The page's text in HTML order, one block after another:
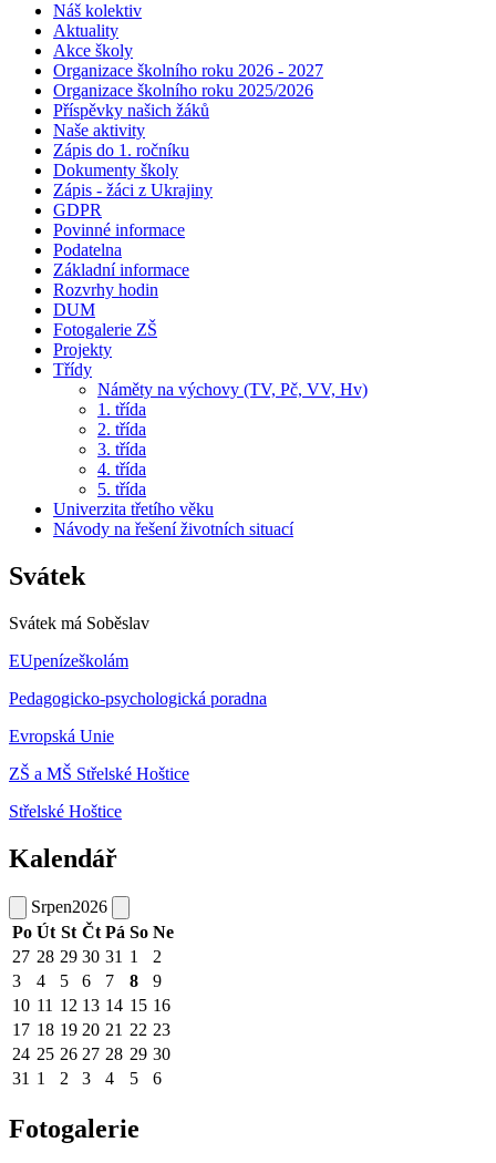
Náš kolektiv
Aktuality
Akce školy
Organizace školního roku 2026 - 2027
Organizace školního roku 2025/2026
Příspěvky našich žáků
Naše aktivity
Zápis do 1. ročníku
Dokumenty školy
Zápis - žáci z Ukrajiny
GDPR
Povinné informace
Podatelna
Základní informace
Rozvrhy hodin
DUM
Fotogalerie ZŠ
Projekty
Třídy
Náměty na výchovy (TV, Pč, VV, Hv)
1. třída
2. třída
3. třída
4. třída
5. třída
Univerzita třetího věku
Návody na řešení životních situací
Svátek
Svátek má Soběslav
EUpenízeškolám
Pedagogicko-psychologická poradna
Evropská Unie
ZŠ a MŠ Střelské Hoštice
Střelské Hoštice
Kalendář
Srpen2026
Po Út St Čt Pá So Ne
27 28 29 30 31 1
2
3
4 5 6 7 8
9
10 11 12 13 14 15 16
17 18 19 20 21 22 23
24 25 26 27 28 29 30
31 1 2 3 4 5 6
Fotogalerie